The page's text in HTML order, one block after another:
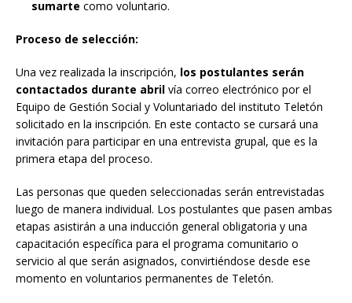
sumarte como voluntario.
Proceso de selección:
Una vez realizada la inscripción, los postulantes serán
contactados durante abril vía correo electrónico por el
Equipo de Gestión Social y Voluntariado del instituto Teletón
solicitado en la inscripción. En este contacto se cursará una
invitación para participar en una entrevista grupal, que es la
primera etapa del proceso.
Las personas que queden seleccionadas serán entrevistadas
luego de manera individual. Los postulantes que pasen ambas
etapas asistirán a una inducción general obligatoria y una
capacitación específica para el programa comunitario o
servicio al que serán asignados, convirtiéndose desde ese
momento en voluntarios permanentes de Teletón.